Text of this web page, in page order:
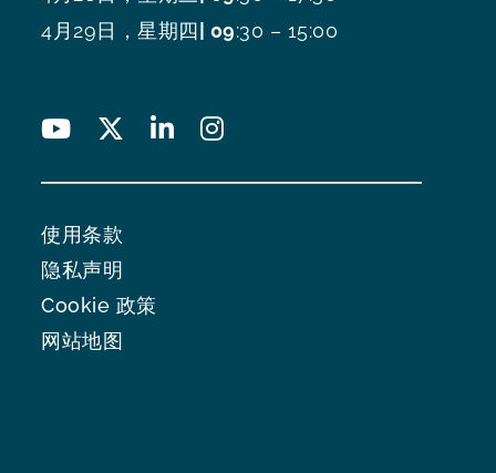
4月29日，星期四| 09:30 – 15:00
使用条款
隐私声明
Cookie 政策
网站地图